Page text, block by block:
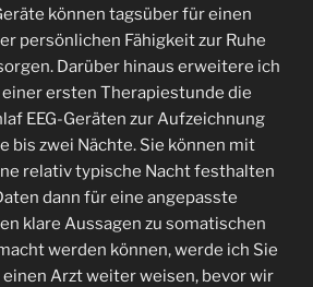
können tagsüber für einen
persönlichen Fähigkeit zur Ruhe
Darüber hinaus erweitere ich
einer ersten Therapiestunde die
EEG-Geräten zur Aufzeichnung
bis zwei Nächte. Sie können mit
relativ typische Nacht festhalten
dann für eine angepasste
klare Aussagen zu somatischen
werden können, werde ich Sie
Arzt weiter weisen, bevor wir